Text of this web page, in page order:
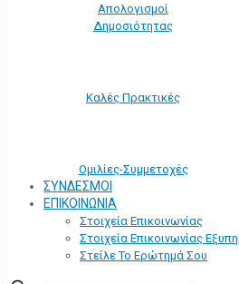
Απολογισμοί
Δημοσιότητας
Καλές Πρακτικές
Ομιλίες-Συμμετοχές
ΣΥΝΔΕΣΜΟΙ
ΕΠΙΚΟΙΝΩΝΙΑ
Στοιχεία Επικοινωνίας
Στοιχεία Επικοινωνίας
Στείλε Το Ερώτημά Σου